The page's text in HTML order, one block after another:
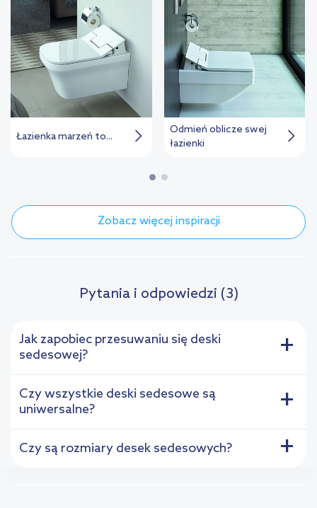
Łazienka marzeń to...
Odmień oblicze swej
łazienki
Zobacz więcej inspiracji
Pytania i odpowiedzi (3)
Jak zapobiec przesuwaniu się deski
sedesowej?
+
Czy wszystkie deski sedesowe są
uniwersalne?
+
Czy są rozmiary desek sedesowych? +